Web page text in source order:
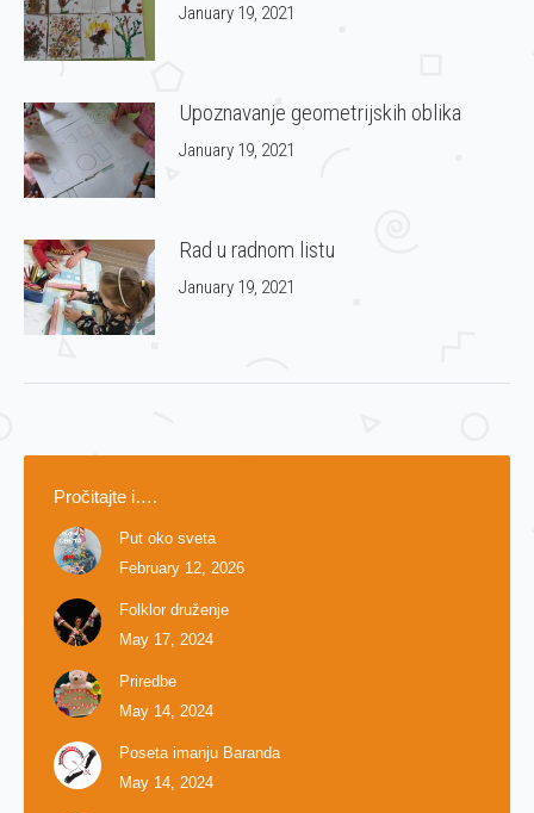
January 19, 2021
Upoznavanje geometrijskih oblika
January 19, 2021
Rad u radnom listu
January 19, 2021
Pročitajte i….
Put oko sveta
February 12, 2026
Folklor druženje
May 17, 2024
Priredbe
May 14, 2024
Poseta imanju Baranda
May 14, 2024